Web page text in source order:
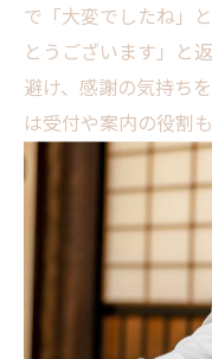
で「大変でしたね」
とうございます」と
避け、感謝の気持ち
は受付や案内の役割
者の気持ちを和らげ
葬儀豆知識で知る親
親族には喪主や世話
ます。喪主は葬儀全
を代表して儀式を執